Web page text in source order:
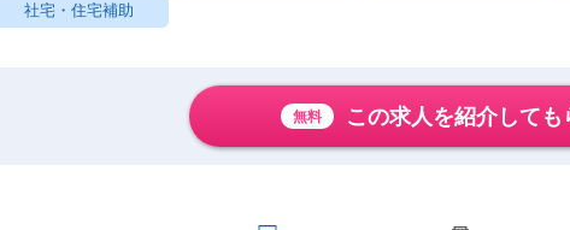
社宅・住宅補助
無料 この求人を紹介しても